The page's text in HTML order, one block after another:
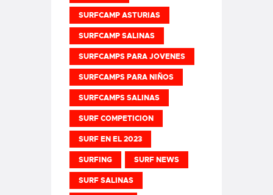
SURFCAMP ASTURIAS
SURFCAMP SALINAS
SURFCAMPS PARA JOVENES
SURFCAMPS PARA NIÑOS
SURFCAMPS SALINAS
SURF COMPETICION
SURF EN EL 2023
SURFING SURF NEWS
SURF SALINAS